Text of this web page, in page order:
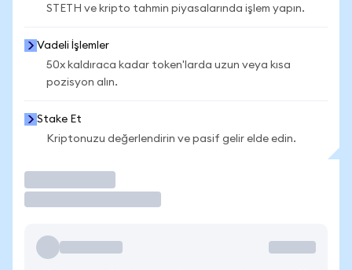
STETH ve kripto tahmin piyasalarında işlem yapın.
Vadeli İşlemler
50x kaldıraca kadar token'larda uzun veya kısa
pozisyon alın.
Stake Et
Kriptonuzu değerlendirin ve pasif gelir elde edin.